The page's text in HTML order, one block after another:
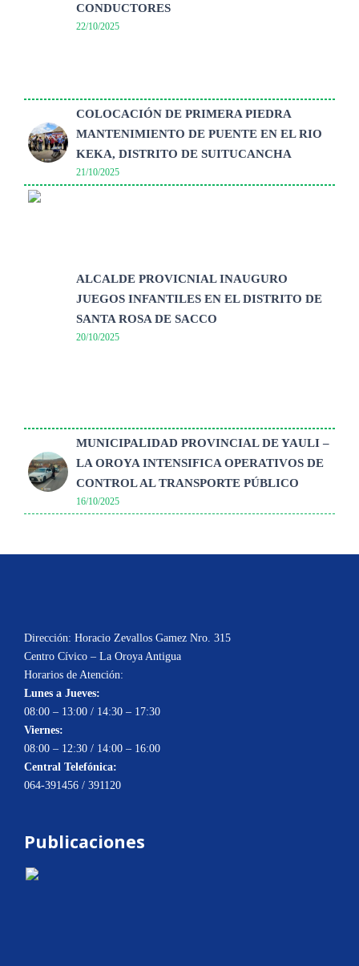
CONDUCTORES
22/10/2025
COLOCACIÓN DE PRIMERA PIEDRA
MANTENIMIENTO DE PUENTE EN EL RIO
KEKA, DISTRITO DE SUITUCANCHA
21/10/2025
ALCALDE PROVICNIAL INAUGURO
JUEGOS INFANTILES EN EL DISTRITO DE
SANTA ROSA DE SACCO
20/10/2025
MUNICIPALIDAD PROVINCIAL DE YAULI –
LA OROYA INTENSIFICA OPERATIVOS DE
CONTROL AL TRANSPORTE PÚBLICO
16/10/2025
Dirección: Horacio Zevallos Gamez Nro. 315
Centro Cívico – La Oroya Antigua
Horarios de Atención:
Lunes a Jueves:
08:00 – 13:00 / 14:30 – 17:30
Viernes:
08:00 – 12:30 / 14:00 – 16:00
Central Telefónica:
064-391456 / 391120
Publicaciones